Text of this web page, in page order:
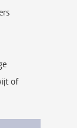
of